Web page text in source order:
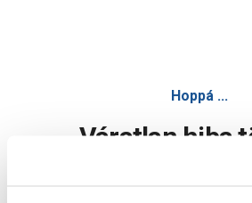
Hoppá ...
Váratlan hiba